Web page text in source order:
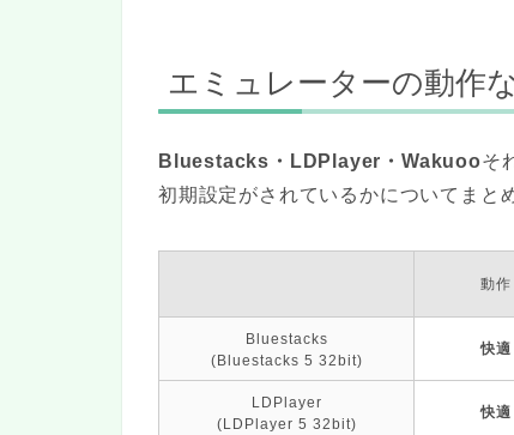
エミュレーターの動作
Bluestacks・LDPlayer・Wakuooそ
初期設定がされているかについてまと
動作
Bluestacks
(Bluestacks 5 32bit)
快適
LDPlayer
(LDPlayer 5 32bit)
快適